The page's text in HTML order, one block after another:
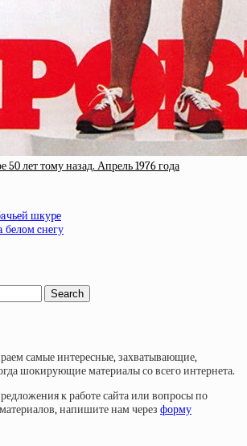
лет тому назад. Апрель 1976 года
шкуpe
cнeгу
самые интересные, захватывающие,
шокирующие материалы со всего интернета.
к работе сайта или вопросы по
напишите нам через форму